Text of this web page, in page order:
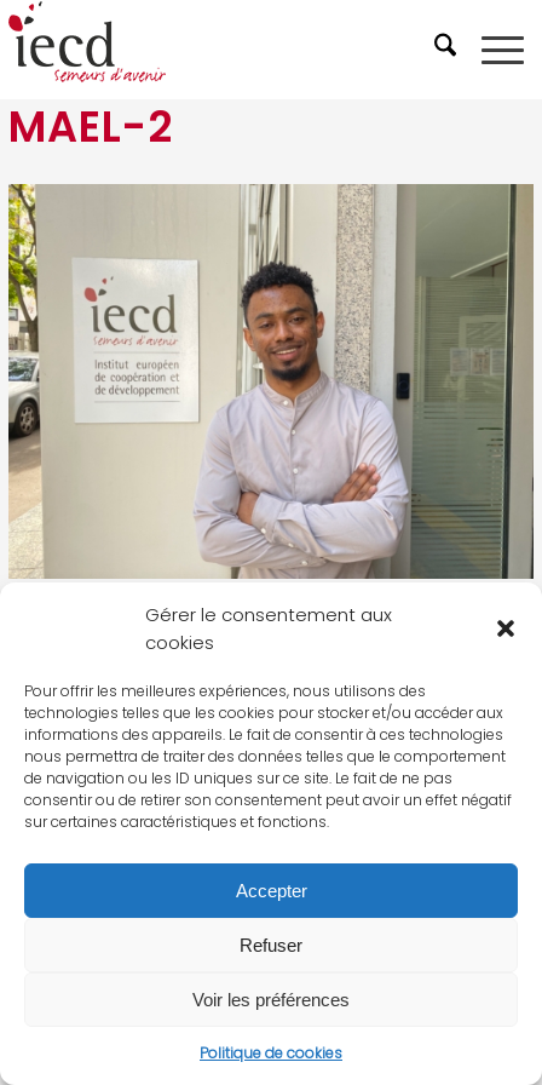
Gérer le consentement aux
cookies
Pour offrir les meilleures expériences, nous utilisons des
technologies telles que les cookies pour stocker et/ou accéder aux
informations des appareils. Le fait de consentir à ces technologies
nous permettra de traiter des données telles que le comportement
de navigation ou les ID uniques sur ce site. Le fait de ne pas
consentir ou de retirer son consentement peut avoir un effet négatif
sur certaines caractéristiques et fonctions.
Accepter
Refuser
Voir les préférences
Politique de cookies
MAEL-2